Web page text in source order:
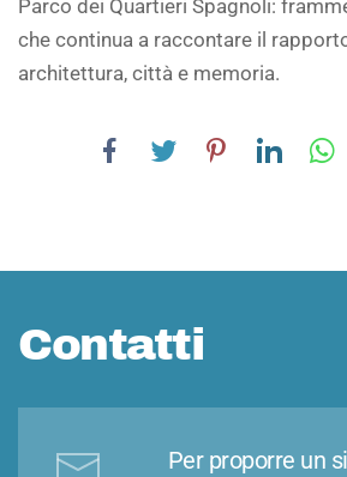
Parco dei Quartieri Spagnoli:
che continua a raccontare il
architettura, città e memoria.
Contatti
Per proporre un